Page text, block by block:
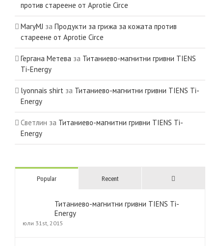
против стареене от Aprotie Circe
MaryMJ за Продукти за грижа за кожата против
стареене от Aprotie Circe
Гергана Метева за Титаниево-магнитни гривни TIENS
Ti-Energy
lyonnais shirt за Титаниево-магнитни гривни TIENS Ti-
Energy
Светлин за Титаниево-магнитни гривни TIENS Ti-
Energy
Popular Recent
Титаниево-магнитни гривни TIENS Ti-
Energy
юли 31st, 2015